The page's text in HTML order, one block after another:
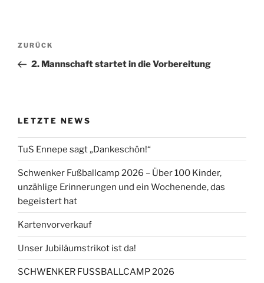
Beitragsnavigation
Vorheriger
Beitrag
ZURÜCK
2. Mannschaft startet in die Vorbereitung
LETZTE NEWS
TuS Ennepe sagt „Dankeschön!“
Schwenker Fußballcamp 2026 – Über 100 Kinder,
unzählige Erinnerungen und ein Wochenende, das
begeistert hat
Kartenvorverkauf
Unser Jubiläumstrikot ist da!
SCHWENKER FUSSBALLCAMP 2026